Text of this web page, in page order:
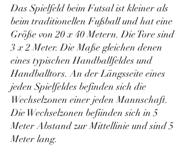
Das Spielfeld beim Futsal ist kleiner als
beim traditionellen Fußball und hat eine
Größe von 20 x 40 Metern. Die Tore sind
3 x 2 Meter. Die Maße gleichen denen
eines typischen Handballfeldes und
Handballtors. An der Längsseite eines
jeden Spielfeldes befinden sich die
Wechselzonen einer jeden Mannschaft.
Die Wechselzonen befiinden sich in 5
Meter Abstand zur Mittellinie und sind 5
Meter lang.